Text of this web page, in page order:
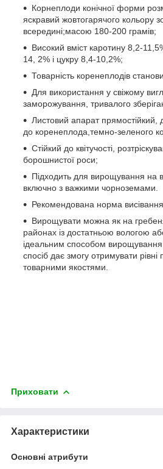
Корнеплоди конічної форми
яскравий жовтогарячого кольору
всередині;масою 180-200 грамів;
Високий вміст каротину 8,2-
14, 2% і цукру 8,4-10,2%;
Товарність коренеплодів
Для використання у свіжому
заморожування, тривалого
Листовий апарат прямостійкий,
до коренеплода,темно-зеленого
Стійкий до квітучості,
борошнистої роси;
Підходить для вирощування на
включно з важкими чорноземами.
Рекомендована норма
Вирощувати можна як на
районах із достатньою вологою
ідеальним способом
спосіб дає змогу отримувати
товарними якостями.
Приховати
Характеристики
Основні атрибути